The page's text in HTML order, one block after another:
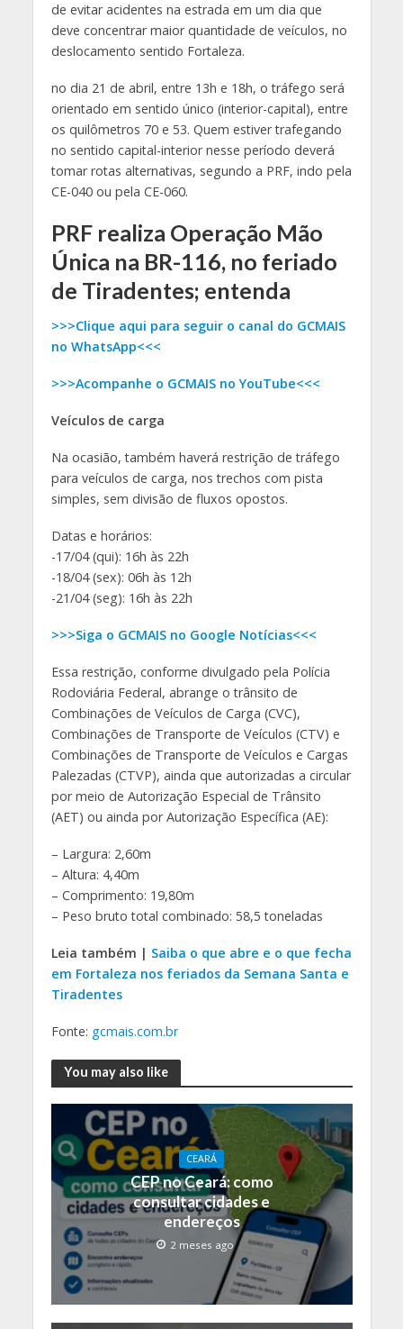
de evitar acidentes na estrada em um dia que
deve concentrar maior quantidade de veículos, no
deslocamento sentido Fortaleza.
no dia 21 de abril, entre 13h e 18h, o tráfego será
orientado em sentido único (interior-capital), entre
os quilômetros 70 e 53. Quem estiver trafegando
no sentido capital-interior nesse período deverá
tomar rotas alternativas, segundo a PRF, indo pela
CE-040 ou pela CE-060.
PRF realiza Operação Mão
Única na BR-116, no feriado
de Tiradentes; entenda
>>>Clique aqui para seguir o canal do GCMAIS
no WhatsApp<<<
>>>Acompanhe o GCMAIS no YouTube<<<
Veículos de carga
Na ocasião, também haverá restrição de tráfego
para veículos de carga, nos trechos com pista
simples, sem divisão de fluxos opostos.
Datas e horários:
-17/04 (qui): 16h às 22h
-18/04 (sex): 06h às 12h
-21/04 (seg): 16h às 22h
>>>Siga o GCMAIS no Google Notícias<<<
Essa restrição, conforme divulgado pela Polícia
Rodoviária Federal, abrange o trânsito de
Combinações de Veículos de Carga (CVC),
Combinações de Transporte de Veículos (CTV) e
Combinações de Transporte de Veículos e Cargas
Palezadas (CTVP), ainda que autorizadas a circular
por meio de Autorização Especial de Trânsito
(AET) ou ainda por Autorização Específica (AE):
– Largura: 2,60m
– ⁠Altura: 4,40m
– ⁠Comprimento: 19,80m
– ⁠Peso bruto total combinado: 58,5 toneladas
Leia também | Saiba o que abre e o que fecha
em Fortaleza nos feriados da Semana Santa e
Tiradentes
Fonte: gcmais.com.br
You may also like
CEARÁ
CEP no Ceará: como
consultar cidades e
endereços
2 meses ago